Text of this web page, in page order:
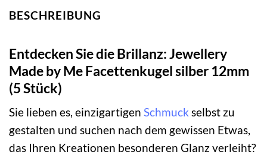
BESCHREIBUNG
Entdecken Sie die Brillanz: Jewellery
Made by Me Facettenkugel silber 12mm
(5 Stück)
Sie lieben es, einzigartigen Schmuck selbst zu
gestalten und suchen nach dem gewissen Etwas,
das Ihren Kreationen besonderen Glanz verleiht?